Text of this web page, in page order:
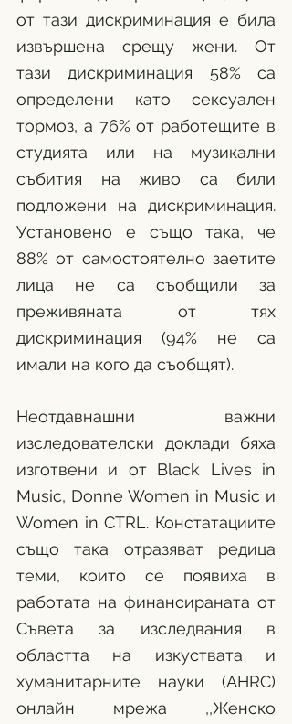
от тази дискриминация е била
извършена срещу жени. От
тази дискриминация 58% са
определени като сексуален
тормоз, а 76% от работещите в
студията или на музикални
събития на живо са били
подложени на дискриминация.
Установено е също така, че
88% от самостоятелно заетите
лица не са съобщили за
преживяната от тях
дискриминация (94% не са
имали на кого да съобщят).
Неотдавнашни важни
изследователски доклади бяха
изготвени и от Black Lives in
Music, Donne Women in Music и
Women in CTRL. Констатациите
също така отразяват редица
теми, които се появиха в
работата на финансираната от
Съвета за изследвания в
областта на изкуствата и
хуманитарните науки (AHRC)
онлайн мрежа ,,Женско